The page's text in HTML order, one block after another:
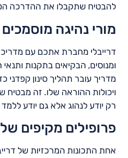
להבטיח שתקבלו את ההדרכה
מורי נהיגה מוסמכים
דרייבלי מחברת אתכם עם
ומנוסים, הבקיאים בתקנות
מדריך עובר תהליך סינון קפדני
ויכולות ההוראה שלו. זה
רק יודע לנהוג אלא גם יודע ללמד
פרופילים מקיפים
אחת התכונות המרכזיות של